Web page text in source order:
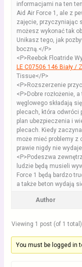
informacjami na ten
Aid Air Force 1, ale z
zajęcie, przyczyniając
możesz wykonać tak
Unikasz tego, jak
boczną.</P>
<P>Reebok Floatride
LE C07506 146 Biały
Tissue</P>
<P>Rozszerzenie
<P>Dobre rozłożenie,
węglowego składają
plecach, która odwróci
plan ubezpieczenia i
plecach. Kiedy
może mieć problemy z
prawie nigdy nie
<P>Podeszwa
ludzie będą musieli
Force 1 będą bardzo
a także beton wydają
Author
Viewing 1 post (of 1 total)
You must be logged in